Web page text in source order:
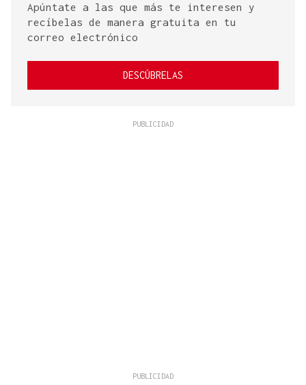
Apúntate a las que más te interesen y
recíbelas de manera gratuita en tu
correo electrónico
DESCÚBRELAS